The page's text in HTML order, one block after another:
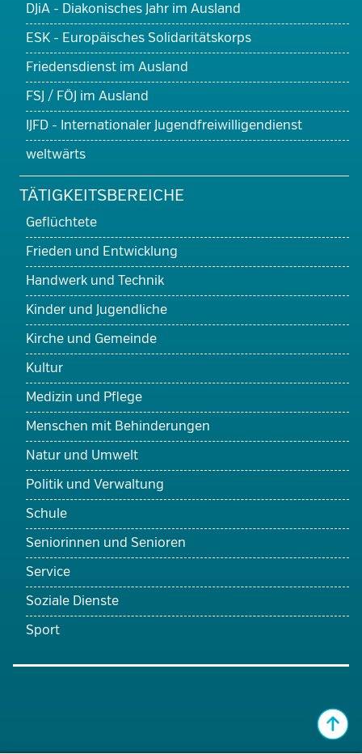
DJiA - Diakonisches Jahr im Ausland
ESK - Europäisches Solidaritätskorps
Friedensdienst im Ausland
FSJ / FÖJ im Ausland
IJFD - Internationaler Jugendfreiwilligendienst
weltwärts
TÄTIGKEITSBEREICHE
Geflüchtete
Frieden und Entwicklung
Handwerk und Technik
Kinder und Jugendliche
Kirche und Gemeinde
Kultur
Medizin und Pflege
Menschen mit Behinderungen
Natur und Umwelt
Politik und Verwaltung
Schule
Seniorinnen und Senioren
Service
Soziale Dienste
Sport